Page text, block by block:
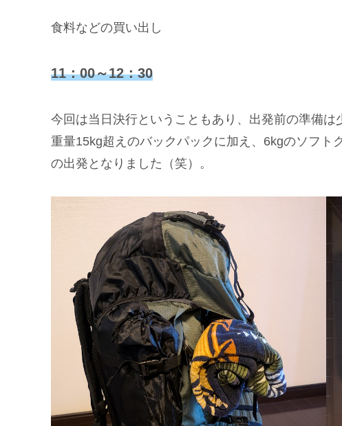
食料などの買い出し
11：00～12：30
今回は当日決行ということもあり、出発前の準備
重量15kg超えのバックパックに加え、6kgのソフト
の出発となりました（笑）。